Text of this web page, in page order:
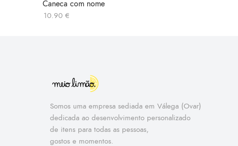
Caneca com nome
10.90 €
Somos uma empresa sediada em Válega (Ovar)
dedicada ao desenvolvimento personalizado
de itens para todas as pessoas,
gostos e momentos.